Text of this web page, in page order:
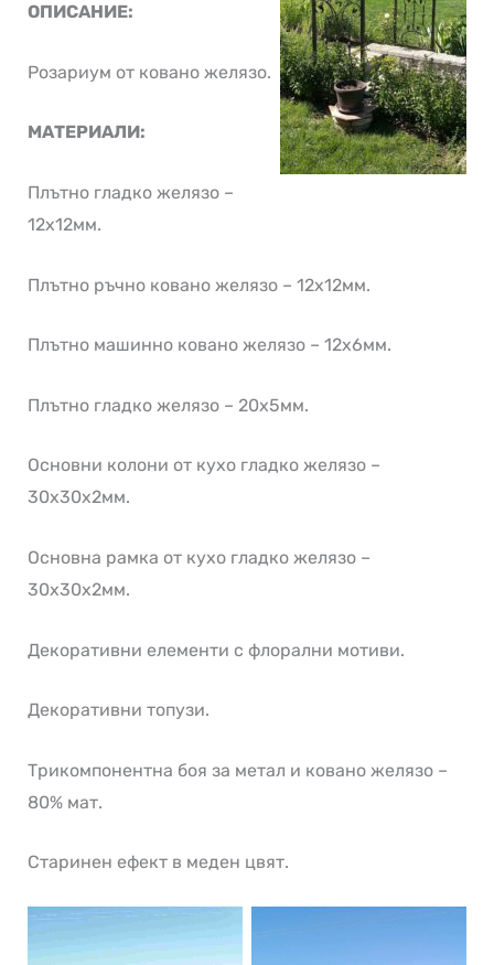
ОПИСАНИЕ:
Розариум от ковано желязо.
МАТЕРИАЛИ:
Плътно гладко желязо –
12х12мм.
Плътно ръчно ковано желязо – 12х12мм.
Плътно машинно ковано желязо – 12х6мм.
Плътно гладко желязо – 20х5мм.
Основни колони от кухо гладко желязо –
30х30х2мм.
Основна рамка от кухо гладко желязо –
30х30х2мм.
Декоративни елементи с флорални мотиви.
Декоративни топузи.
Трикомпонентна боя за метал и ковано желязо –
80% мат.
Старинен ефект в меден цвят.